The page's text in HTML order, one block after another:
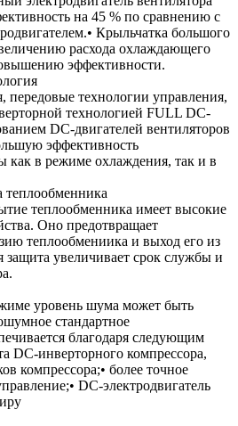
на 45 % по сравнению с
Крыльчатка большого
расхода охлаждающего
эффективности.
передовые технологии управления,
технологией FULL DC-
DC-двигателей вентиляторов
эффективность
как в режиме охлаждения, так и в
теплообменника
теплообменника имеет высокие
Оно предотвращает
теплообмениика и выход его из
защита увеличивает срок службы и
уровень шума может быть
стандартное
благодаря следующим
DC-инверторного компрессора,
компрессора;• более точное
DC-электродвигатель